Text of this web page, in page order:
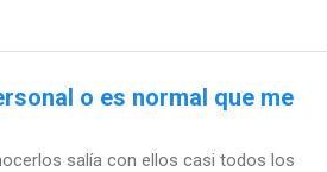
o es normal que me
salía con ellos casi todos los